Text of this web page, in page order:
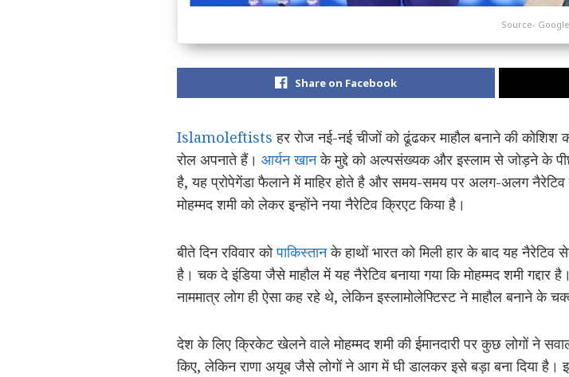
Source- Google
Share on Facebook
Islamoleftists हर रोज नई-नई चीजों को ढूंढकर माहौल बनाने की
रोल अपनाते हैं। आर्यन खानके मुद्दे को अल्पसंख्यक और इस्लाम से जोड़ने के पीछे
है, यह प्रोपेगेंडा फैलाने में माहिर होते है और समय-समय पर अलग-अलग
मोहम्मद शमी को लेकर इन्होंने नया नैरेटिव क्रिएट किया है।
बीते दिन रविवार कोपाकिस्तानके हाथों भारत को मिली हार के बाद यह नैरेटिव
है। चक दे इंडिया जैसे माहौल में यह नैरेटिव बनाया गया कि मोहम्मद शमी गद्दार
नाममात्र लोग ही ऐसा कह रहे थे, लेकिन इस्लामोलेफ्टिस्ट ने माहौल बनाने के
देश के लिए क्रिकेट खेलने वाले मोहम्मद शमी की ईमानदारी पर कुछ लोगों ने
किए, लेकिन राणा अयूब जैसे लोगों ने आग में घी डालकर इसे बड़ा बना दिया है।